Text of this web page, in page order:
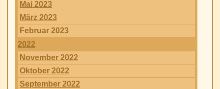
Mai 2023
März 2023
Februar 2023
2022
November 2022
Oktober 2022
September 2022